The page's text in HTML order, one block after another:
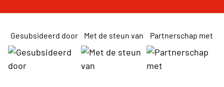
Gesubsideerd door Met de steun van Partnerschap met